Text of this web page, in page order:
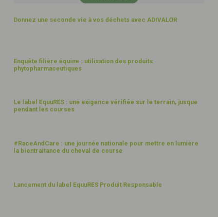
7
Donnez une seconde vie à vos déchets avec ADIVALOR
6
JUIL 26
Enquête filière équine : utilisation des produits
phytopharmaceutiques
24
JUIN26
Le label EquuRES : une exigence vérifiée sur le terrain, jusque
pendant les courses
24
JUIN 26
#RaceAndCare : une journée nationale pour mettre en lumière
la bientraitance du cheval de course
3
Lancement du label EquuRES Produit Responsable